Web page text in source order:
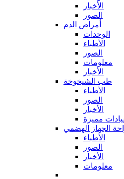
الأخبار
الصور
أمراض الدم
الوحدات
الأطباء
الصور
معلومات
الأخبار
طب الشيخوخة
الأطباء
الصور
الأخبار
مميزة
الجهاز الهضمي
الأطباء
الصور
الأخبار
معلومات